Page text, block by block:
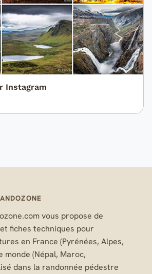
Instagram
vous propose de
fiches techniques pour
en France (Pyrénées, Alpes,
monde (Népal, Maroc,
dans la randonnée pédestre